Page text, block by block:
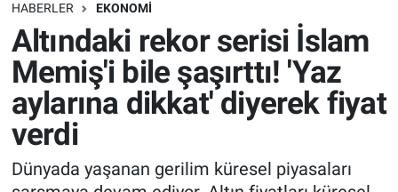
HABERLER EKONOMI
Altındaki rekor serisi İslam
Memiş'i bile şaşırttı! 'Yaz
aylarına dikkat' diyerek fiyat
verdi
Dünyada yaşanan gerilim küresel piyasaları
Bilim turu
Bilim ve Teknoloji Evreni
Doğa Konuşuyor
Dünya
Dünya
Teknoloji
Sağlık
Spor
Trafik Durumu
Süper Lig Puan Durumu ve Fikstür
Tüm Manşetler
Son Dakika Haberleri